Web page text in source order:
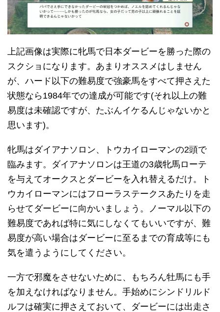
上記画像は実際に牝馬で日本ダービーを勝った際の
スクショになります。あまりオススメはしません
が、ハード以下の難易度で強豪馬をすべて押さえた
状態なら1984年での達成が可能です(それ以上の難
易度は未確認ですが、たぶんイケるんじゃないかと
思います)。
牝馬はダイアナソロン、トウカイローマンの2頭で
臨みます。ダイアナソロンは王道の3歳牝馬ローテ
を与えてオークスとダービーを入れ替えるだけ。ト
ウカイローマンにはフローラステークスあたりを走
らせてダービーに向かいましょう。ノーマル以下の
難易度であれば特に気にしなくてもいいですが、難
易度が高い場合はダービーに至るまでの育成等にも
気を遣うようにしてください。
一方で邪魔をさせないために、もちろん牡馬にも手
を加えなければなりません。手始めにシンドリルド
ルフは確実に押さえておいて、ダービーには出走さ